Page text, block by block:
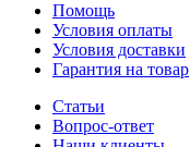
Помощь
Условия оплаты
Условия доставки
Гарантия на товар
Статьи
Вопрос-ответ